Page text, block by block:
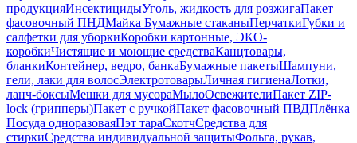
продукцияИнсектицидыУголь, жидкость для розжигаПакет
фасовочный ПНДМайка Бумажные стаканыПерчаткиГубки и
салфетки для уборкиКоробки картонные, ЭКО-
коробкиЧистящие и моющие средстваКанцтовары,
бланкиКонтейнер, ведро, банкаБумажные пакетыШампуни,
гели, лаки для волосЭлектротоварыЛичная гигиенаЛотки,
ланч-боксыМешки для мусораМылоОсвежителиПакет ZIP-
lock (грипперы)Пакет с ручкойПакет фасовочный ПВДПлёнка
Посуда одноразоваяПэт тараСкотчСредства для
стиркиСредства индивидуальной защитыФольга, рукав,